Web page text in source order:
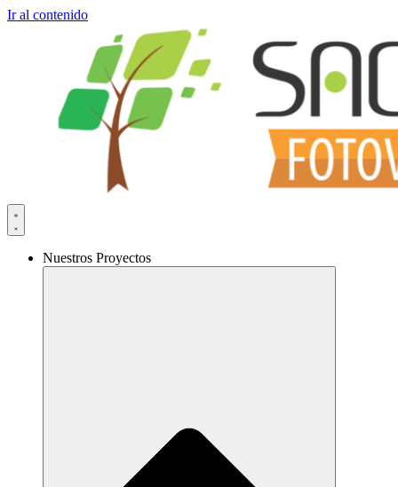
Ir al contenido
Nuestros Proyectos